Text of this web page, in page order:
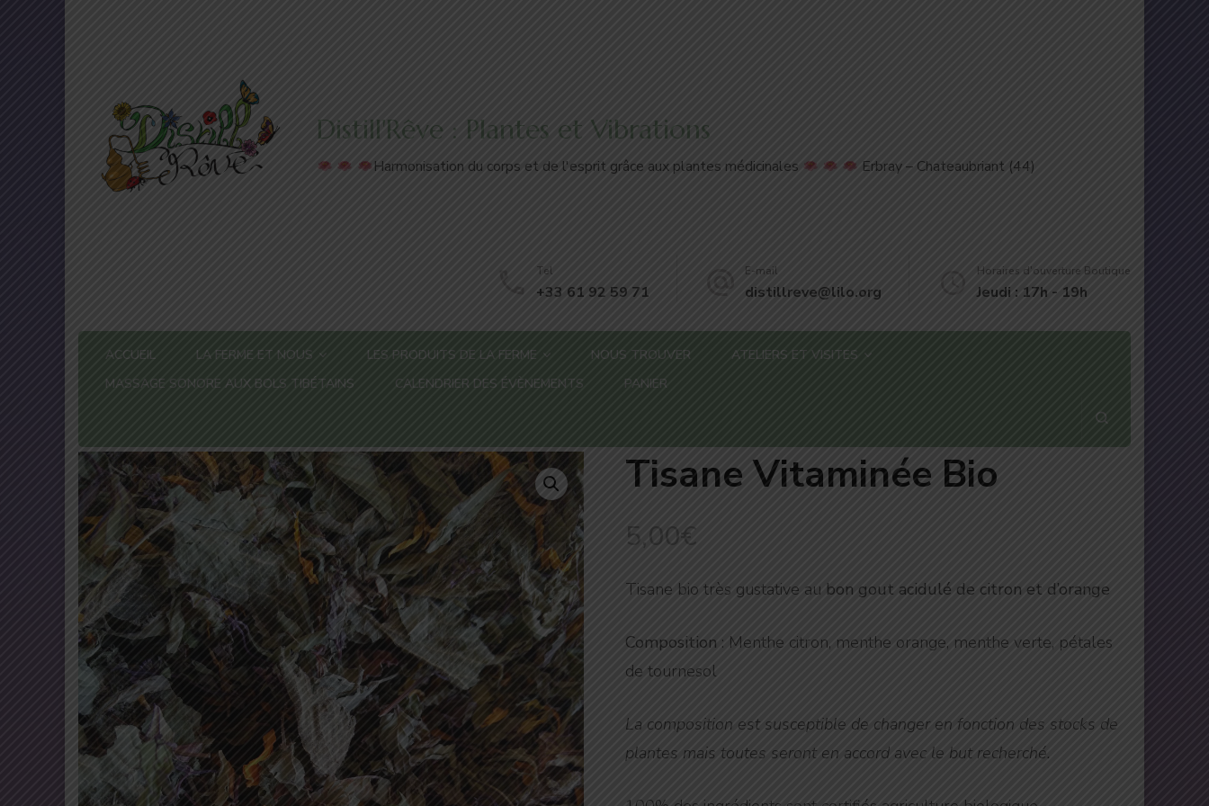
Distill'Rêve : Plantes et Vibrations
Harmonisation du corps et de l'esprit grâce aux plantes médicinales Erbray – Chateaubriant (44)
Tel
+33 61 92 59 71
E-mail
distillreve@lilo.org
Horaires d'ouverture Boutique
Jeudi : 17h - 19h
ACCUEIL LA FERME ET NOUS LES PRODUITS DE LA FERME NOUS TROUVER
ATELIERS ET VISITES
MASSAGE SONORE AUX BOLS TIBÉTAINS
CALENDRIER DES ÉVÈNEMENTS PANIER
Tisane Vitaminée Bio
5,00€
Tisane bio très gustative au bon gout acidulé de citron et d’orange
Composition : Menthe citron, menthe orange, menthe verte, pétales
de tournesol
La composition est susceptible de changer en fonction des stocks de
plantes mais toutes seront en accord avec le but recherché.